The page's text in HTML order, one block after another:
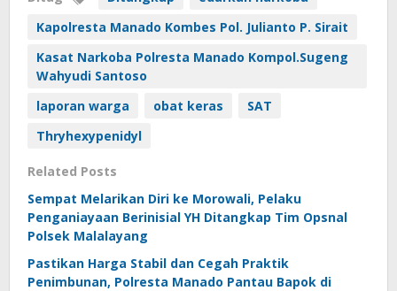
Kapolresta Manado Kombes Pol. Julianto P. Sirait
Kasat Narkoba Polresta Manado Kompol.Sugeng
Wahyudi Santoso
laporan warga
obat keras
SAT
Thryhexypenidyl
Related Posts
Sempat Melarikan Diri ke Morowali, Pelaku
Penganiayaan Berinisial YH Ditangkap Tim Opsnal
Polsek Malalayang
Pastikan Harga Stabil dan Cegah Praktik
Penimbunan, Polresta Manado Pantau Bapok di